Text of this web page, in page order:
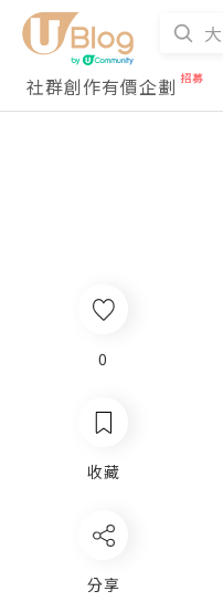
社群創作有價企劃
0
收藏
分享